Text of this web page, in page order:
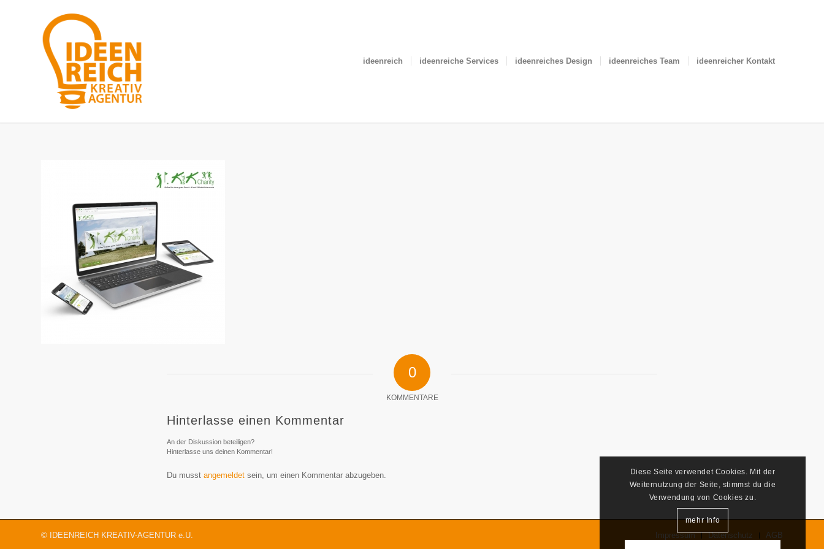
ideenreich ideenreiche Services ideenreiches Design ideenreiches Team ideenreicher Kontakt
0
KOMMENTARE
Hinterlasse einen Kommentar
An der Diskussion beteiligen?
Hinterlasse uns deinen Kommentar!
Du musst angemeldet sein, um einen Kommentar abzugeben.
© IDEENREICH KREATIV-AGENTUR e.U. Impressum Datenschutz AGB
Diese Seite verwendet Cookies. Mit der
Weiternutzung der Seite, stimmst du die
Verwendung von Cookies zu.
mehr Info